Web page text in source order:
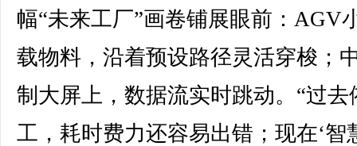
幅“未来工厂”画卷铺展眼前：AGV
载物料，沿着预设路径灵活穿梭；
制大屏上，数据流实时跳动。“过去
工，耗时费力还容易出错；现在‘智